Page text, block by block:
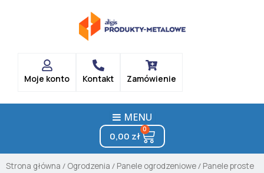
Moje konto Kontakt Zamówienie
MENU
0,00 zł
0
Cart
Strona główna / Ogrodzenia / Panele ogrodzeniowe/ Panele proste